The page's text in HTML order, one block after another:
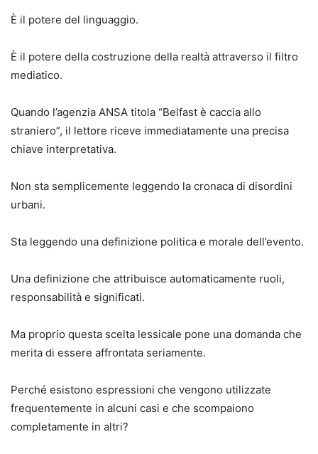
È il potere del linguaggio.
È il potere della costruzione della realtà attraverso il filtro
mediatico.
Quando l’agenzia ANSA titola “Belfast è caccia allo
straniero”, il lettore riceve immediatamente una precisa
chiave interpretativa.
Non sta semplicemente leggendo la cronaca di disordini
urbani.
Sta leggendo una definizione politica e morale dell’evento.
Una definizione che attribuisce automaticamente ruoli,
responsabilità e significati.
Ma proprio questa scelta lessicale pone una domanda che
merita di essere affrontata seriamente.
Perché esistono espressioni che vengono utilizzate
frequentemente in alcuni casi e che scompaiono
completamente in altri?